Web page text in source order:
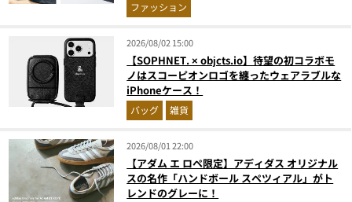
ファッション
2026/08/02 15:00
【SOPHNET. × objcts.io】待望の初コラボモ
ノはスコーピオンロゴを纏ったウェアラブルな
iPhoneケース！
バッグ 雑貨
2026/08/01 22:00
【アダム エ ロペ限定】アディダス オリジナル
スの名作「ハンドボール スペツィアル」がト
レンドのグレーに！